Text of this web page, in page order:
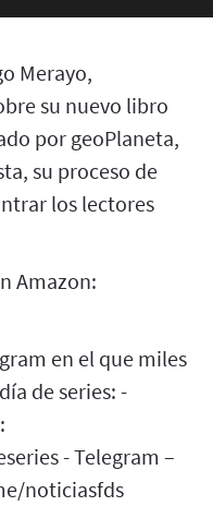
Merayo,
su nuevo libro
por geoPlaneta,
su proceso de
los lectores
Amazon:
en el que miles
de series: -
- Telegram –
noticiasfds